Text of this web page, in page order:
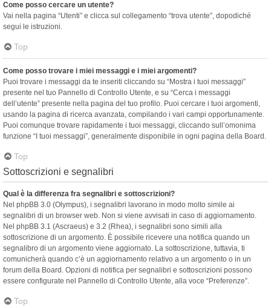
Come posso cercare un utente?
Vai nella pagina “Utenti” e clicca sul collegamento “trova utente”, dopodiché
segui le istruzioni.
Top
Come posso trovare i miei messaggi e i miei argomenti?
Puoi trovare i messaggi da te inseriti cliccando su “Mostra i tuoi messaggi”
presente nel tuo Pannello di Controllo Utente, e su “Cerca i messaggi
dell’utente” presente nella pagina del tuo profilo. Puoi cercare i tuoi argomenti,
usando la pagina di ricerca avanzata, compilando i vari campi opportunamente.
Puoi comunque trovare rapidamente i tuoi messaggi, cliccando sull’omonima
funzione “I tuoi messaggi”, generalmente disponibile in ogni pagina della Board.
Top
Sottoscrizioni e segnalibri
Qual è la differenza fra segnalibri e sottoscrizioni?
Nel phpBB 3.0 (Olympus), i segnalibri lavorano in modo molto simile ai
segnalibri di un browser web. Non si viene avvisati in caso di aggiornamento.
Nel phpBB 3.1 (Ascraeus) e 3.2 (Rhea), i segnalibri sono simili alla
sottoscrizione di un argomento. È possibile ricevere una notifica quando un
segnalibro di un argomento viene aggiornato. La sottoscrizione, tuttavia, ti
comunicherà quando c’è un aggiornamento relativo a un argomento o in un
forum della Board. Opzioni di notifica per segnalibri e sottoscrizioni possono
essere configurate nel Pannello di Controllo Utente, alla voce “Preferenze”.
Top